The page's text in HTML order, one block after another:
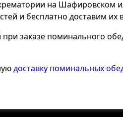
на Шафировском
и бесплатно доставим
при заказе поминального
доставку поминальных